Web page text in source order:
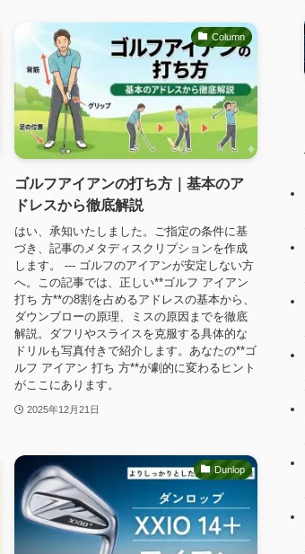
Column
ゴルフアイアンの打ち方｜基本のア
ドレスから徹底解説
はい、承知いたしました。ご指定の条件に基
づき、記事のメタディスクリプションを作成
します。 --- ゴルフのアイアンが安定しない方
へ。この記事では、正しい**ゴルフ アイアン
打ち 方**の8割を占めるアドレスの基本から、
ダウンブローの原理、ミスの原因までを徹底
解説。ダフリやスライスを克服する具体的な
ドリルも写真付きで紹介します。あなたの**ゴ
ルフ アイアン 打ち 方**が劇的に変わるヒント
がここにあります。
2025年12月21日
Dunlop